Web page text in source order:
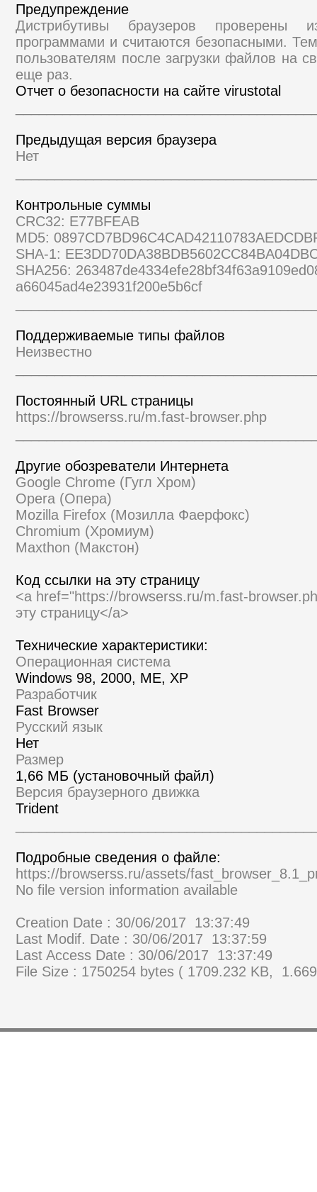
Предупреждение
Дистрибутивы браузеров проверены
программами и считаются безопасными.
пользователям после загрузки файлов на
еще раз.
Отчет о безопасности на сайте virustotal
Предыдущая версия браузера
Нет
Контрольные суммы
CRC32: E77BFEAB
MD5:
SHA-1:
SHA256:
a66045ad4e23931f200e5b6cf
Поддерживаемые типы файлов
Неизвестно
Постоянный URL страницы
https://browserss.ru/m.fast-browser.php
Другие обозреватели Интернета
Google Chrome (Гугл Хром)
Opera (Опера)
Mozilla Firefox (Мозилла Фаерфокс)
Chromium (Хромиум)
Maxthon (Макстон)
Код ссылки на эту страницу
<a href="https://browserss.ru/m.fast-
эту страницу</a>
Технические характеристики:
Операционная система
Windows 98, 2000, ME, XP
Разработчик
Fast Browser
Русский язык
Нет
Размер
1,66 МБ (установочный файл)
Версия браузерного движка
Trident
Подробные сведения о файле:
https://browserss.ru/assets/
No file version information available
Creation Date : 30/06/2017 13:37:49
Last Modif. Date : 30/06/2017 13:37:59
Last Access Date : 30/06/2017 13:37:49
File Size : 1750254 bytes ( 1709.232 KB,